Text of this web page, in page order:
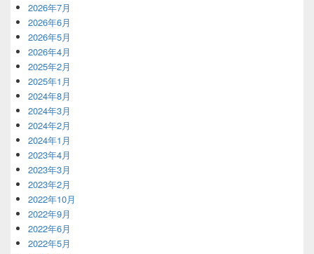
2026年7月
2026年6月
2026年5月
2026年4月
2025年2月
2025年1月
2024年8月
2024年3月
2024年2月
2024年1月
2023年4月
2023年3月
2023年2月
2022年10月
2022年9月
2022年6月
2022年5月